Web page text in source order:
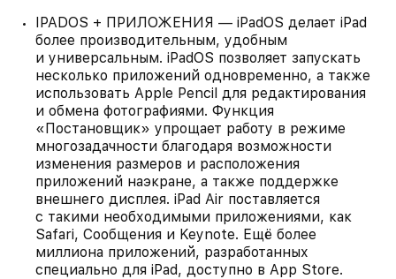
IPADOS + ПРИЛОЖЕНИЯ — iPadOS делает iPad
более производительным, удобным
и универсальным. iPadOS позволяет запускать
несколько приложений одновременно, а также
использовать Apple Pencil для редактирования
и обмена фотографиями. Функция
«Постановщик» упрощает работу в режиме
многозадачности благодаря возможности
изменения размеров и расположения
приложений наэкране, а также поддержке
внешнего дисплея. iPad Air поставляется
с такими необходимыми приложениями, как
Safari, Сообщения и Keynote. Ещё более
миллиона приложений, разработанных
специально для iPad, доступно в App Store.